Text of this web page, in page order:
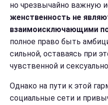
но чрезвычайно важную
женственность не
взаимоисключающими
полное право быть
сильной, оставаясь при
чувственной и
Однако на пути к этой
социальные сети и